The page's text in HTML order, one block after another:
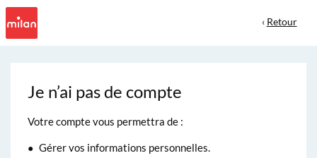
‹ Retour
Je n’ai pas de compte
Votre compte vous permettra de :
Gérer vos informations personnelles.